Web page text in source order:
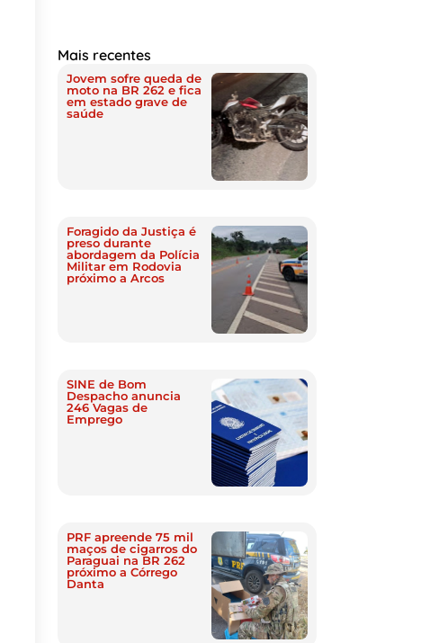
Mais recentes
Jovem sofre queda de
moto na BR 262 e fica
em estado grave de
saúde
Foragido da Justiça é
preso durante
abordagem da Polícia
Militar em Rodovia
próximo a Arcos
SINE de Bom
Despacho anuncia
246 Vagas de
Emprego
PRF apreende 75 mil
maços de cigarros do
Paraguai na BR 262
próximo a Córrego
Danta